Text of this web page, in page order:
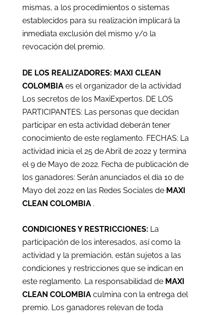
mismas, a los procedimientos o sistemas
establecidos para su realización implicará la
inmediata exclusión del mismo y/o la
revocación del premio.
DE LOS REALIZADORES: MAXI CLEAN
COLOMBIA es el organizador de la actividad
Los secretos de los MaxiExpertos. DE LOS
PARTICIPANTES: Las personas que decidan
participar en esta actividad deberán tener
conocimiento de este reglamento. FECHAS: La
actividad inicia el 25 de Abril de 2022 y termina
el 9 de Mayo de 2022. Fecha de publicación de
los ganadores: Serán anunciados el día 10 de
Mayo del 2022 en las Redes Sociales de MAXI
CLEAN COLOMBIA .
CONDICIONES Y RESTRICCIONES: La
participación de los interesados, así como la
actividad y la premiación, están sujetos a las
condiciones y restricciones que se indican en
este reglamento. La responsabilidad de MAXI
CLEAN COLOMBIA culmina con la entrega del
premio. Los ganadores relevan de toda